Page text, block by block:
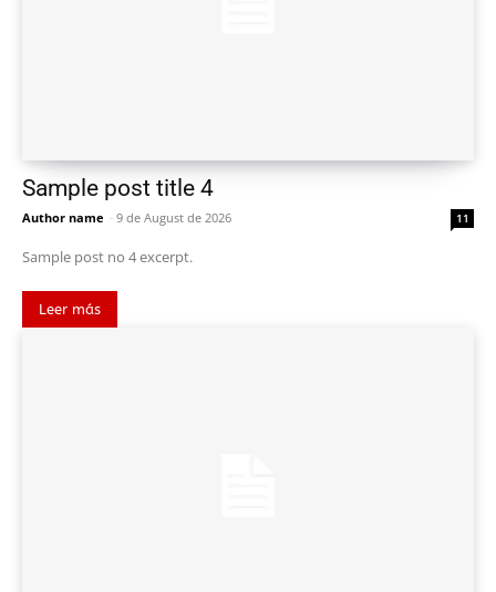
Sample post title 4
Author name - 9 de August de 2026 11
Sample post no 4 excerpt.
Leer más